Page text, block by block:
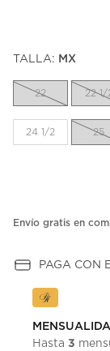
TALLA: MX
22 22 1/
24 1/2 25
Envío gratis en
PAGA CON
Hasta 3